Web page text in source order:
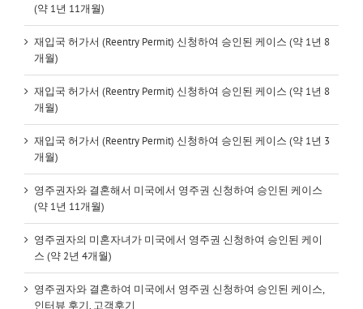
(약 1년 11개월)
재입국 허가서 (Reentry Permit) 신청하여 승인된 케이스 (약 1년 8
개월)
재입국 허가서 (Reentry Permit) 신청하여 승인된 케이스 (약 1년 8
개월)
재입국 허가서 (Reentry Permit) 신청하여 승인된 케이스 (약 1년 3
개월)
영주권자와 결혼해서 미국에서 영주권 신청하여 승인된 케이스
(약 1년 11개월)
영주권자의 미혼자녀가 미국에서 영주권 신청하여 승인된 케이
스 (약 2년 4개월)
영주권자와 결혼하여 미국에서 영주권 신청하여 승인된 케이스,
인터뷰 후기, 고객후기